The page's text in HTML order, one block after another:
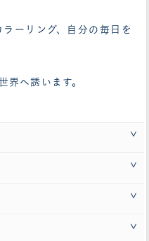
ーリング、自分の毎日を
界へ誘います。